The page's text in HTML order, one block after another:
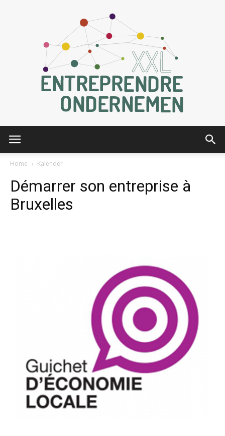
XXL
Ondernemen
XXL
Home Kalender
Démarrer son entreprise à
Bruxelles